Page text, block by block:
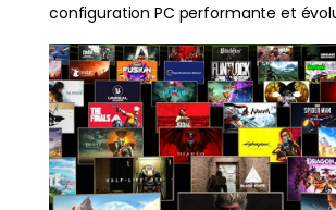
configuration PC performante et